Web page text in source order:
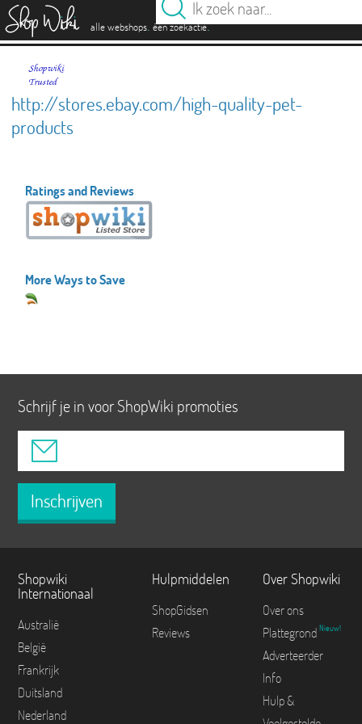
alle webshops. één zoekactie.
http://stores.ebay.com/high-quality-pet-
products
Ratings and Reviews
More Ways to Save
Schrijf je in voor ShopWiki promoties
Inschrijven
Shopwiki
Internationaal
Australië
België
Frankrijk
Duitsland
Nederland
Hulpmiddelen
ShopGidsen
Reviews
Over Shopwiki
Over ons
Plattegrond Nieuw!
Adverteerder
Info
Hulp &